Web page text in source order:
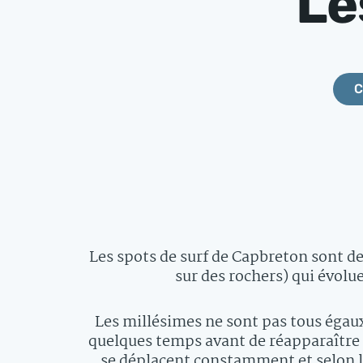
Les spots de surf de Capbreton sont
sur des rochers) qui
Les millésimes ne sont pas tous
quelques temps avant de